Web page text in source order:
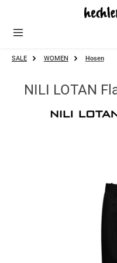
Zum Hauptinhalt springen
SALE WOMEN Hosen
NILI LOTAN